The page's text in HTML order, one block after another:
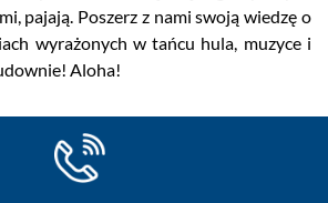
pajają. Poszerz z nami swoją wiedzę o
wyrażonych w tańcu hula, muzyce i
Aloha!